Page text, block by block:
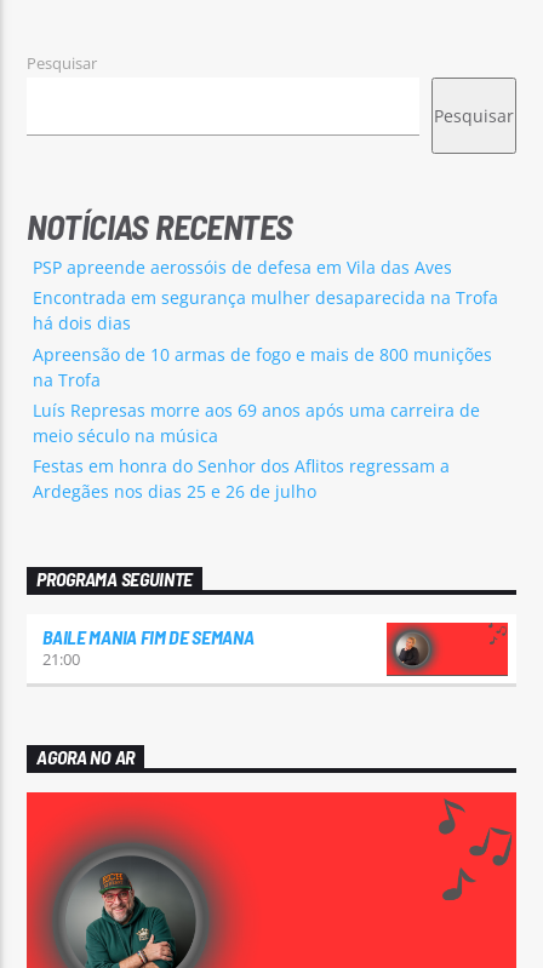
Pesquisar
Pesquisar
NOTÍCIAS RECENTES
PSP apreende aerossóis de defesa em Vila das Aves
Encontrada em segurança mulher desaparecida na Trofa
há dois dias
Apreensão de 10 armas de fogo e mais de 800 munições
na Trofa
Luís Represas morre aos 69 anos após uma carreira de
meio século na música
Festas em honra do Senhor dos Aflitos regressam a
Ardegães nos dias 25 e 26 de julho
PROGRAMA SEGUINTE
BAILE MANIA FIM DE SEMANA
21:00
AGORA NO AR